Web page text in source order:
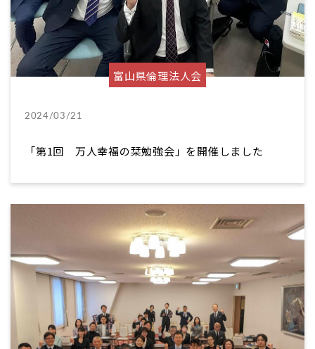
富山県倫理法人会
2024/03/21
「第1回 万人幸福の栞勉強会」を開催しました